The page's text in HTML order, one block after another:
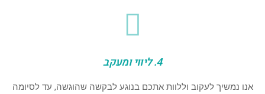
4. ליווי ומעקב
אנו נמשיך לעקוב וללוות אתכם בנוגע לבקשה שהוגשה, עד לסיומה